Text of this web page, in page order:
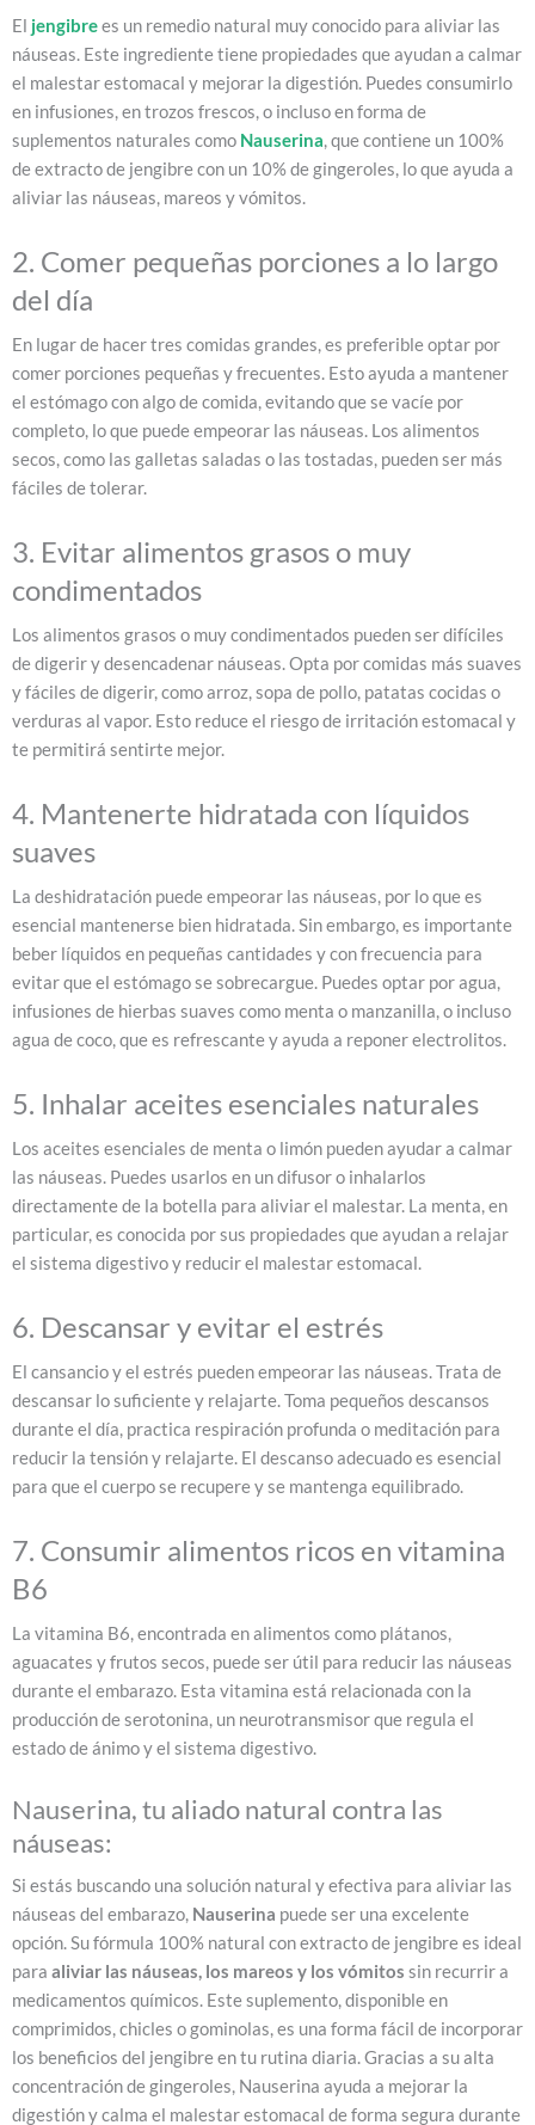
El jengibrees un remedio natural muy conocido para aliviar las
náuseas. Este ingrediente tiene propiedades que ayudan a calmar
el malestar estomacal y mejorar la digestión. Puedes consumirlo
en infusiones, en trozos frescos, o incluso en forma de
suplementos naturales como Nauserina, que contiene un 100%
de extracto de jengibre con un 10% de gingeroles, lo que ayuda a
aliviar las náuseas, mareos y vómitos.
2. Comer pequeñas porciones a lo largo
del día
En lugar de hacer tres comidas grandes, es preferible optar por
comer porciones pequeñas y frecuentes. Esto ayuda a mantener
el estómago con algo de comida, evitando que se vacíe por
completo, lo que puede empeorar las náuseas. Los alimentos
secos, como las galletas saladas o las tostadas, pueden ser más
fáciles de tolerar.
3. Evitar alimentos grasos o muy
condimentados
Los alimentos grasos o muy condimentados pueden ser difíciles
de digerir y desencadenar náuseas. Opta por comidas más suaves
y fáciles de digerir, como arroz, sopa de pollo, patatas cocidas o
verduras al vapor. Esto reduce el riesgo de irritación estomacal y
te permitirá sentirte mejor.
4. Mantenerte hidratada con líquidos
suaves
La deshidratación puede empeorar las náuseas, por lo que es
esencial mantenerse bien hidratada. Sin embargo, es importante
beber líquidos en pequeñas cantidades y con frecuencia para
evitar que el estómago se sobrecargue. Puedes optar por agua,
infusiones de hierbas suaves como menta o manzanilla, o incluso
agua de coco, que es refrescante y ayuda a reponer electrolitos.
5. Inhalar aceites esenciales naturales
Los aceites esenciales de menta o limón pueden ayudar a calmar
las náuseas. Puedes usarlos en un difusor o inhalarlos
directamente de la botella para aliviar el malestar. La menta, en
particular, es conocida por sus propiedades que ayudan a relajar
el sistema digestivo y reducir el malestar estomacal.
6. Descansar y evitar el estrés
El cansancio y el estrés pueden empeorar las náuseas. Trata de
descansar lo suficiente y relajarte. Toma pequeños descansos
durante el día, practica respiración profunda o meditación para
reducir la tensión y relajarte. El descanso adecuado es esencial
para que el cuerpo se recupere y se mantenga equilibrado.
7. Consumir alimentos ricos en vitamina
B6
La vitamina B6, encontrada en alimentos como plátanos,
aguacates y frutos secos, puede ser útil para reducir las náuseas
durante el embarazo. Esta vitamina está relacionada con la
producción de serotonina, un neurotransmisor que regula el
estado de ánimo y el sistema digestivo.
Nauserina, tu aliado natural contra las
náuseas:
Si estás buscando una solución natural y efectiva para aliviar las
náuseas del embarazo, Nauserina puede ser una excelente
opción. Su fórmula 100% natural con extracto de jengibre es ideal
para aliviar las náuseas, los mareos y los vómitos sin recurrir a
medicamentos químicos. Este suplemento, disponible en
comprimidos, chicles o gominolas, es una forma fácil de incorporar
los beneficios del jengibre en tu rutina diaria. Gracias a su alta
concentración de gingeroles, Nauserina ayuda a mejorar la
digestión y calma el malestar estomacal de forma segura durante